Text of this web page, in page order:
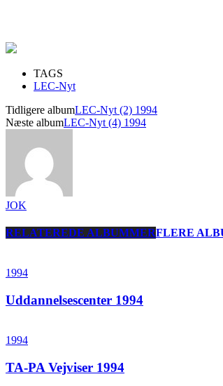
TAGS
LEC-Nyt
Tidligere albumLEC-Nyt (2) 1994
Næste albumLEC-Nyt (4) 1994
JOK
RELATEREDE ALBUMMERFLERE
1994
Uddannelsescenter 1994
1994
TA-PA Vejviser 1994